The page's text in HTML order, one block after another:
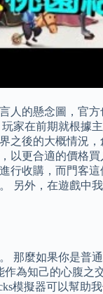
的懸念圖，官
家在前期就根
後的大概情況
更合適的價格
收購，而門客
另外，在遊戲
那麼如果你是
為知己的心腹
模擬器可以幫